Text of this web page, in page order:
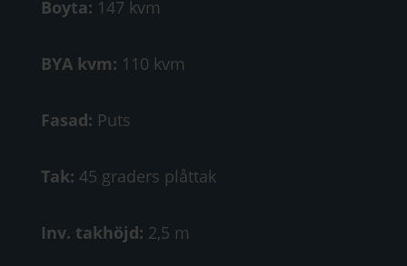
Boyta: 147 kvm
BYA kvm: 110 kvm
Fasad: Puts
Tak: 45 graders plåttak
Inv. takhöjd: 2,5 m